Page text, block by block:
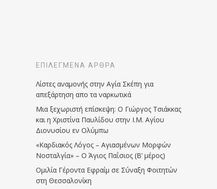
ΕΠΙΛΕΓΜΈΝΑ ΆΡΘΡΑ
Λίστες αναμονής στην Αγία Σκέπη για
απεξάρτηση απο τα ναρκωτικά
Μια ξεχωριστή επίσκεψη: Ο Γιώργος Τσιάκκας
και η Χριστίνα Παυλίδου στην Ι.Μ. Αγίου
Διονυσίου εν Ολύμπω
«Καρδιακός Λόγος – Αγιασμένων Μορφών
Νοσταλγία» – Ο Άγιος Παΐσιος (Β’ μέρος)
Ομιλία Γέροντα Εφραίμ σε Σύναξη Φοιτητών
στη Θεσσαλονίκη